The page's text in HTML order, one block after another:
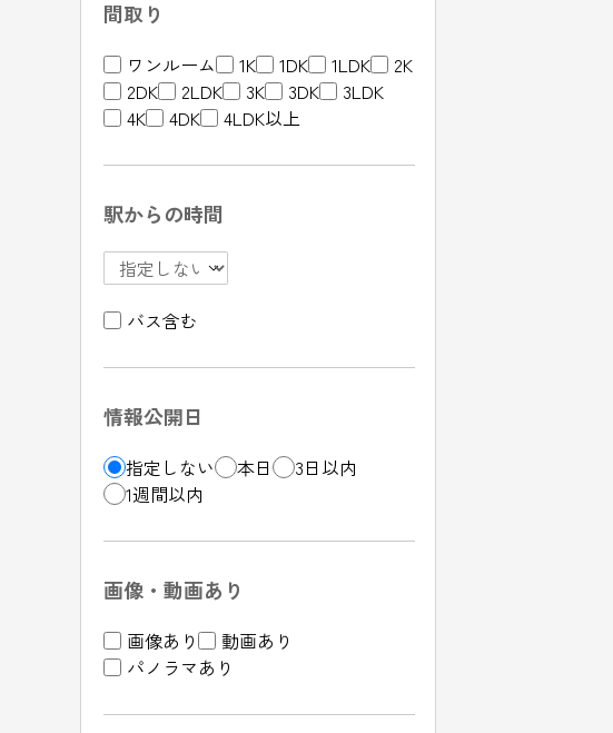
間取り
ワンルーム 1K 1DK 1LDK
2K
2DK
2LDK 3K 3DK
3LDK
4K
4DK 4LDK以上
駅からの時間
バス含む
情報公開日
指定しない 本日
3日以内
1週間以内
画像・動画あり
画像あり
動画あり
パノラマあり